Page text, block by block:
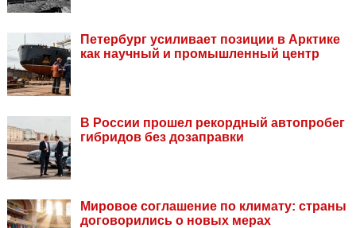
Петербург усиливает позиции в Арктике
как научный и промышленный центр
В России прошел рекордный автопробег
гибридов без дозаправки
Мировое соглашение по климату: страны
договорились о новых мерах